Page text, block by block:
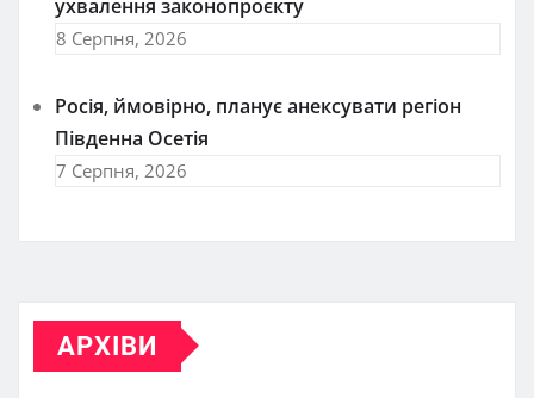
ухвалення законопроєкту
8 Серпня, 2026
Росія, ймовірно, планує анексувати регіон
Південна Осетія
7 Серпня, 2026
АРХІВИ